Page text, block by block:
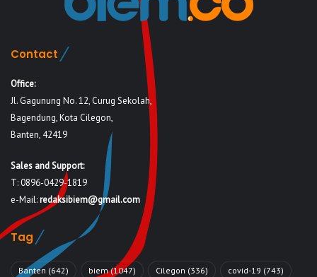
Contact
Office:
Jl. Gagunung No. 12, Curug Sekolah,
Bagendung, Kota Cilegon,
Banten, 42419
Sales and Support:
T: 0896-0429-1819
e-Mail:redaksibiem@gmail.com
Tag
Banten (642) biem(1047) Cilegon (336) covid-19 (743)